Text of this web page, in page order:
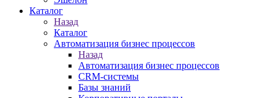
Каталог
Назад
Каталог
Автоматизация бизнес процессов
Назад
Автоматизация бизнес процессов
CRM-системы
Базы знаний